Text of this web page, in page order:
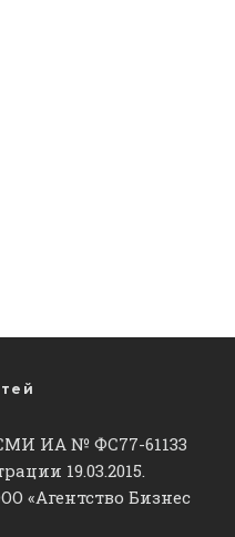
ИА № ФС77-61133
19.03.2015.
«Агентство Бизнес